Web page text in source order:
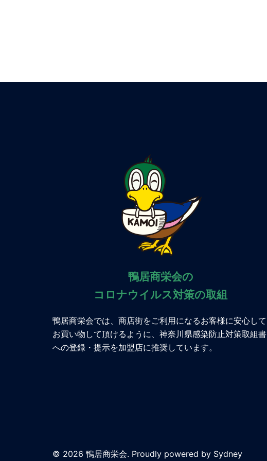
鴨居商栄会の
コロナウイルス対策の取組
鴨居商栄会では、商店街をご利用になるお客様に安心して
お買い物して頂けるように、神奈川県感染防止対策取組書
への登録・提示を加盟店に推奨しています。
© 2026 鴨居商栄会. Proudly powered by Sydney